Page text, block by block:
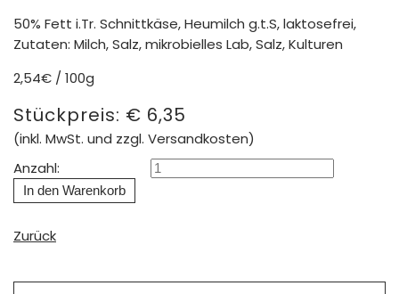
50% Fett i.Tr. Schnittkäse, Heumilch g.t.S, laktosefrei,
Zutaten: Milch, Salz, mikrobielles Lab, Salz, Kulturen
2,54€ / 100g
Stückpreis: € 6,35
(inkl. MwSt. und zzgl. Versandkosten)
Anzahl:
Zurück